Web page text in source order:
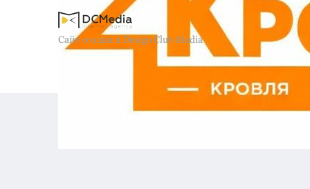
Сайт создан в Design Club Media